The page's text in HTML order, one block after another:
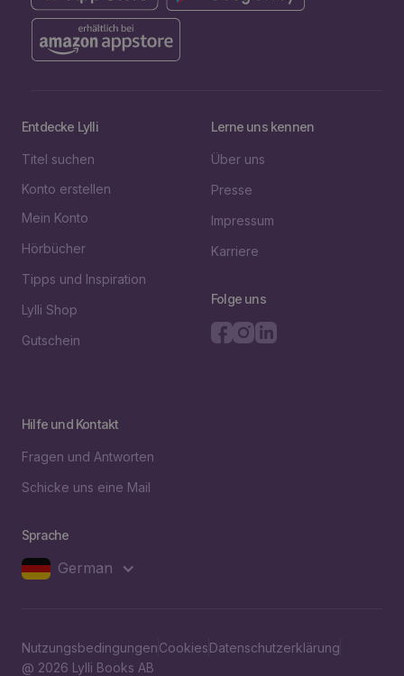
Entdecke Lylli
Titel suchen
Konto erstellen
Mein Konto
Hörbücher
Tipps und Inspiration
Lylli Shop
Gutschein
Lerne uns kennen
Über uns
Presse
Impressum
Karriere
Folge uns
Hilfe und Kontakt
Fragen und Antworten
Schicke uns eine Mail
Sprache
German
NutzungsbedingungenCookiesDatenschutzerklärung
@ 2026 Lylli Books AB